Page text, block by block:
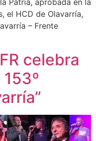
el HCD de Olavarría,
– Frente
celebra